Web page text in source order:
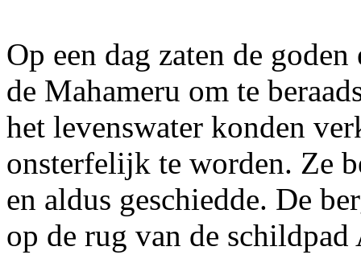
Op een dag zaten de
de Mahameru om te
het levenswater konden
onsterfelijk te worden. Ze
en aldus geschiedde. De
op de rug van de